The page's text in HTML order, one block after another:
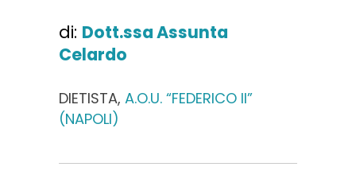
di: Dott.ssa Assunta
Celardo
DIETISTA, A.O.U. “FEDERICO II”
(NAPOLI)